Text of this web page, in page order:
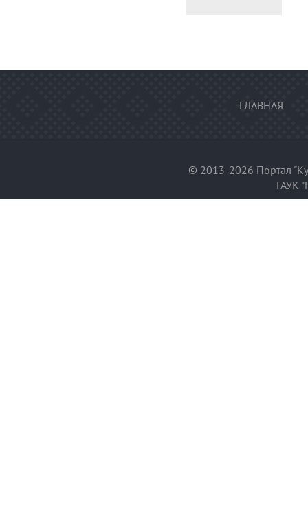
ГЛАВНАЯ
© 2013-2026 Портал
ГАУК